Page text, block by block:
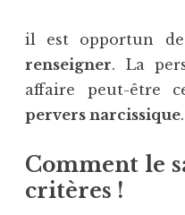
il est opportun de
renseigner. La
affaire peut-être
pervers narcissique.
Comment le
critères !